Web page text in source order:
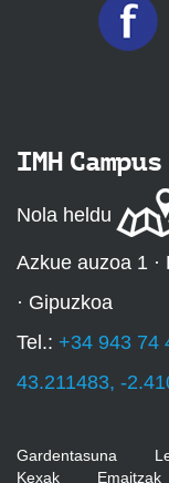
IMH Campus
Nola heldu
Azkue auzoa 1 ·
· Gipuzkoa
Tel.: +34 943 74
43.211483, -
Gardentasuna
Kexak
Emaitzak